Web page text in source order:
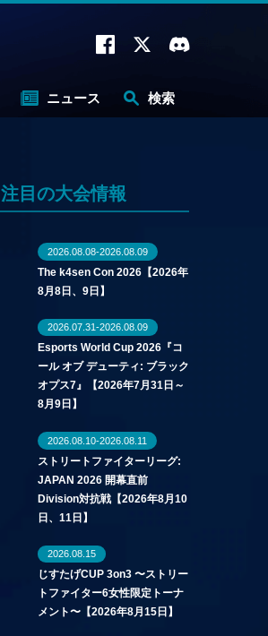
ニュース 検索
注目の大会情報
2026.08.08-2026.08.09
The k4sen Con 2026【2026年
8月8日、9日】
2026.07.31-2026.08.09
Esports World Cup 2026『コ
ール オブ デューティ: ブラック
オプス7』【2026年7月31日～
8月9日】
2026.08.10-2026.08.11
ストリートファイターリーグ:
JAPAN 2026 開幕直前
Division対抗戦【2026年8月10
日、11日】
2026.08.15
じすたげCUP 3on3 〜ストリー
トファイター6女性限定トーナ
メント〜【2026年8月15日】